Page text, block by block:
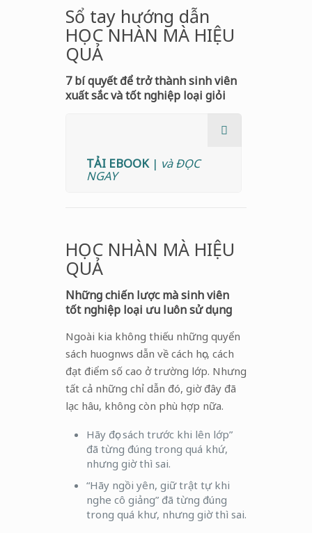
Sổ tay hướng dẫn
HỌC NHÀN MÀ HIỆU
QUẢ
7 bí quyết để trở thành sinh viên
xuất sắc và tốt nghiệp loại giỏi
TẢI EBOOK| và ĐỌC
NGAY
HỌC NHÀN MÀ HIỆU
QUẢ
Những chiến lược mà sinh viên
tốt nghiệp loại ưu luôn sử dụng
Ngoài kia không thiếu những quyển
sách huognws dẫn về cách học, cách
đạt điểm số cao ở trường lớp. Nhưng
tất cả những chỉ dẫn đó, giờ đây đã
lạc hâu, không còn phù hợp nữa.
Hãy đọc sách trước khi lên lớp”
đã từng đúng trong quá khứ,
nhưng giờ thì sai.
“Hãy ngồi yên, giữ trật tự khi
nghe cô giảng” đã từng đúng
trong quá khư, nhưng giờ thì sai.